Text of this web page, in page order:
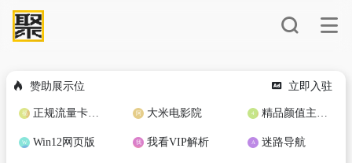
赞助展示位 立即入驻
正规流量卡免费加盟合作 大米电影院 精品颜值主播定制
Win12网页版 我看VIP解析 迷路导航